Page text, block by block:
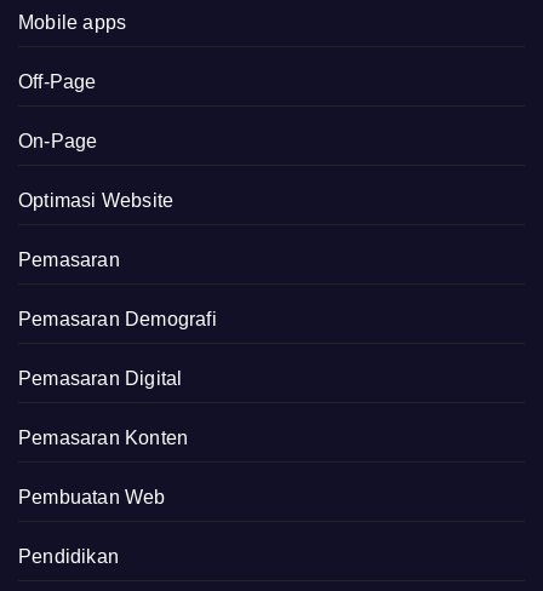
Mobile apps
Off-Page
On-Page
Optimasi Website
Pemasaran
Pemasaran Demografi
Pemasaran Digital
Pemasaran Konten
Pembuatan Web
Pendidikan